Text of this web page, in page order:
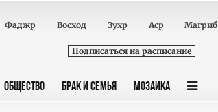
Фаджр Восход Зухр Аср Магриб
Подписаться на расписание
ОБЩЕСТВО БРАК И СЕМЬЯ МОЗАИКА